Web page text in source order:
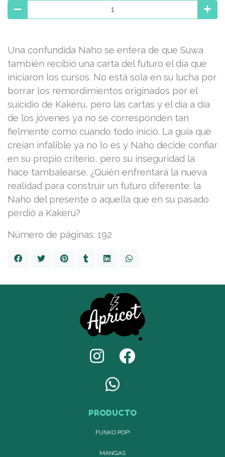
Una confundida Naho se entera de que Suwa
también recibió una carta del futuro el día que
iniciaron los cursos. No está sola en su lucha por
borrar los remordimientos originados por el
suicidio de Kakeru, pero las cartas y el día a día
de los jóvenes ya no se corresponden tan
fielmente como cuando todo inició. La guía que
creían infalible ya no lo es y Naho decide confiar
en su propio criterio, pero su inseguridad la
hace tambalearse. ¿Quién enfrentará la nueva
realidad para construir un futuro diferente: la
Naho del presente o aquella que en su pasado
perdió a Kakeru?
Número de páginas: 192
PRODUCTO
FUNKO POP!
MANGAS